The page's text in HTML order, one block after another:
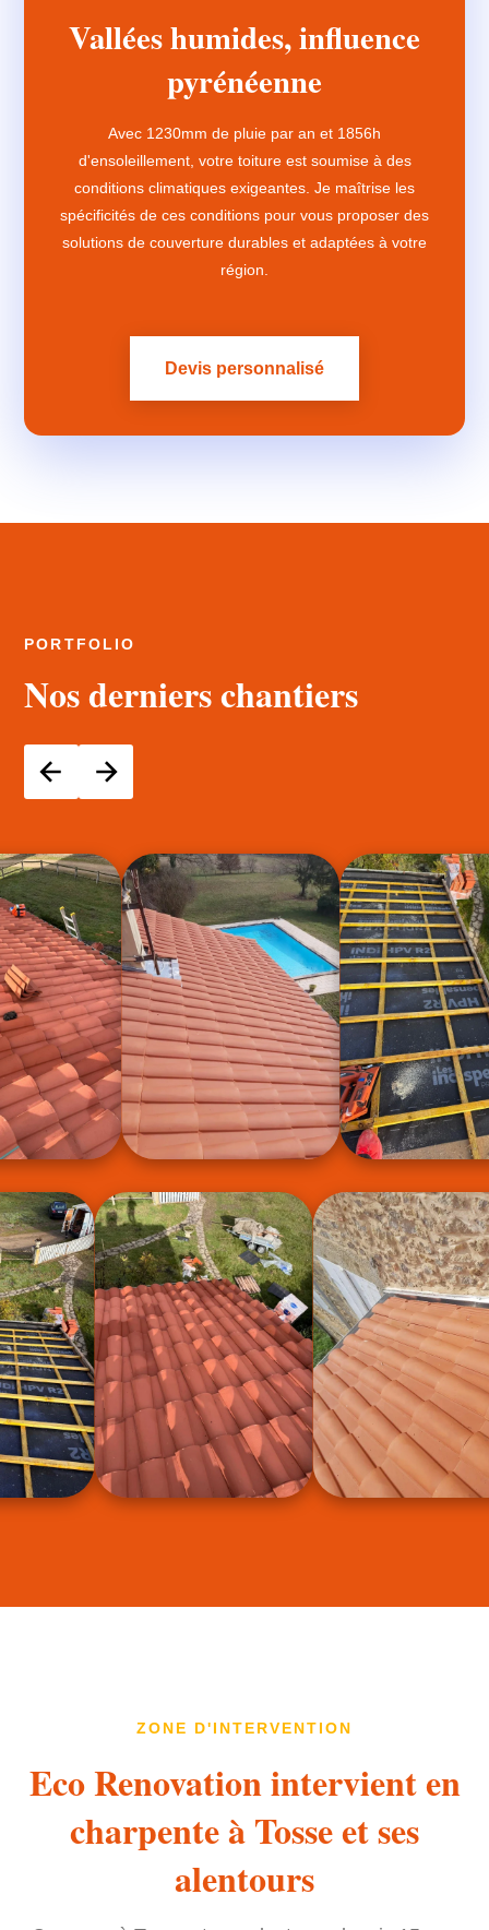
Vallées humides, influence
pyrénéenne
Avec 1230mm de pluie par an et 1856h
d'ensoleillement, votre toiture est soumise à des
conditions climatiques exigeantes. Je maîtrise les
spécificités de ces conditions pour vous proposer des
solutions de couverture durables et adaptées à votre
région.
Devis personnalisé
PORTFOLIO
Nos derniers chantiers
ZONE D'INTERVENTION
Eco Renovation intervient en
charpente à Tosse et ses
alentours